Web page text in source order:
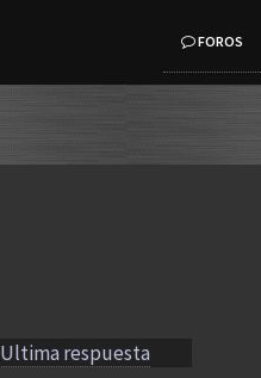
FOROS
Ultima respuesta